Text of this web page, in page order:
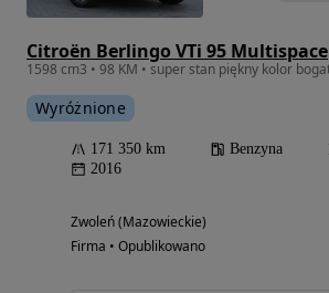
Citroën Berlingo VTi 95 Multispace
Wyróżnione
171 350 km Benzyna
2016
Zwoleń (Mazowieckie)
Firma • Opublikowano